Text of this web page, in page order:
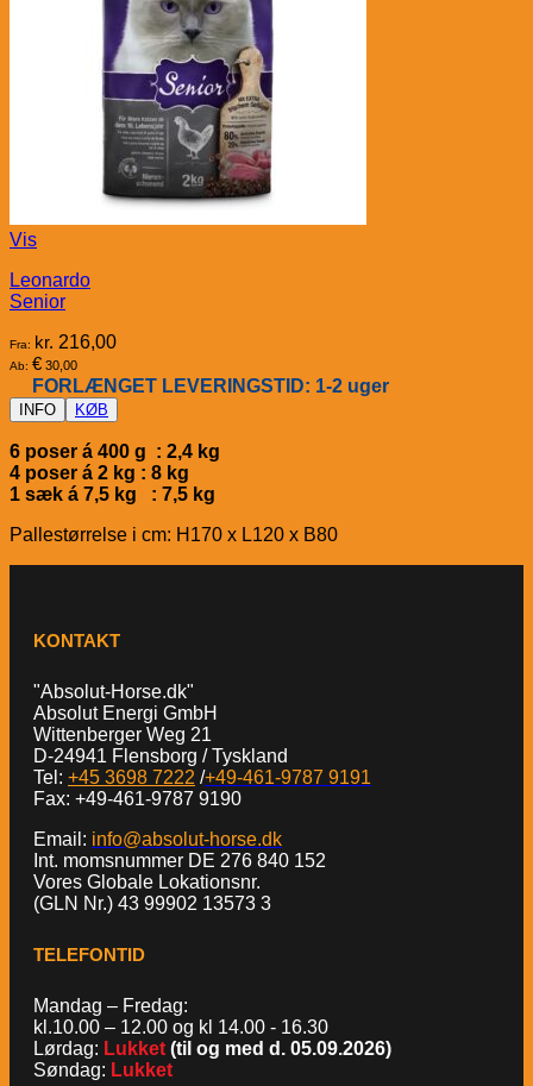
Vis
Leonardo
Senior
Fra: kr. 216,00
Ab: € 30,00
FORLÆNGET LEVERINGSTID: 1-2 uger
INFO KØB
6 poser á 400 g : 2,4 kg
4 poser á 2 kg : 8 kg
1 sæk á 7,5 kg : 7,5 kg
Pallestørrelse i cm: H170 x L120 x B80
KONTAKT
"Absolut-Horse.dk"
Absolut Energi GmbH
Wittenberger Weg 21
D-24941 Flensborg / Tyskland
Tel: +45 3698 7222 /+49-461-9787 9191
Fax: +49-461-9787 9190
Email: info@absolut-horse.dk
Int. momsnummer DE 276 840 152
Vores Globale Lokationsnr.
(GLN Nr.) 43 99902 13573 3
TELEFONTID
Mandag – Fredag:
kl.10.00 – 12.00 og kl 14.00 - 16.30
Lørdag: Lukket (til og med d. 05.09.2026)
Søndag: Lukket